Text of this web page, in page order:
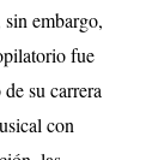
embargo,
fue
su carrera
con